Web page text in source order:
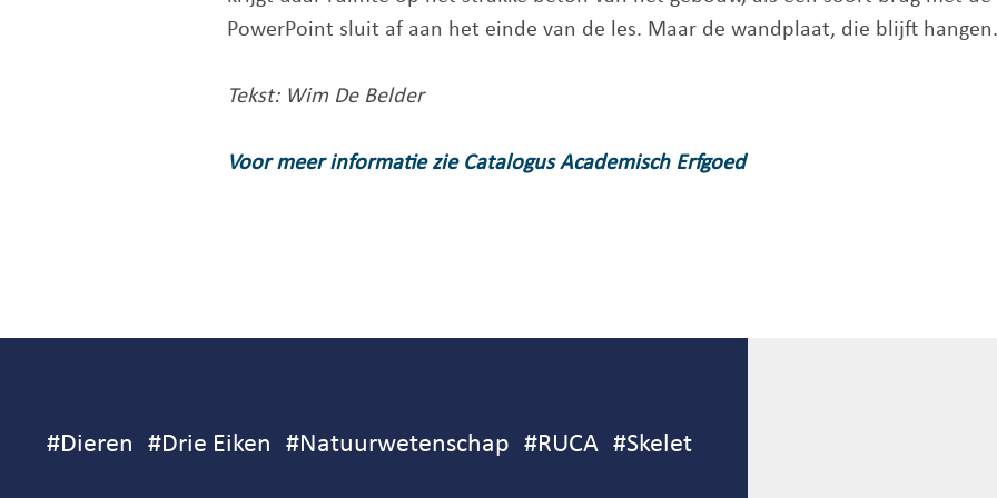
PowerPoint sluit af aan het einde van de les. Maar de wandplaat, die blijft hangen.
Tekst: Wim De Belder
Voor meer informatie zie Catalogus Academisch Erfgoed
#Dieren #Drie Eiken #Natuurwetenschap #RUCA #Skelet